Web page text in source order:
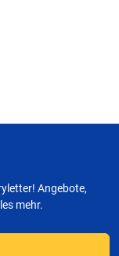
Angebote,
mehr.